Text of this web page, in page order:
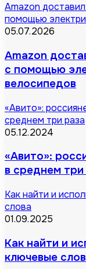
Amazon
помощью
05.07.2026
Amazon
с помощью
велосипедов
«Авито»:
среднем три раза
05.12.2024
«Авито»:
в среднем три
Как найти и
слова
01.09.2025
Как найти и
ключевые